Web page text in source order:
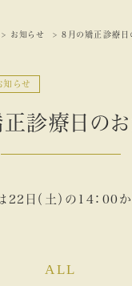
お知らせ 8月の矯正診療日
知らせ
診療日の
日（土）の14：00か
ALL